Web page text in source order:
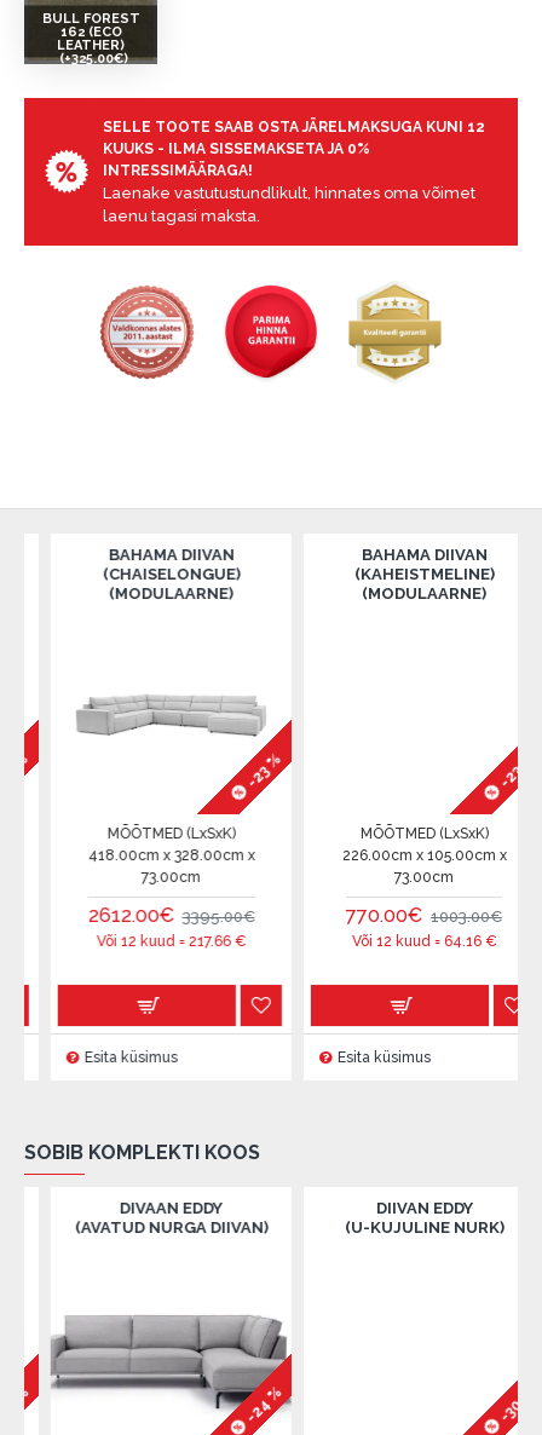
BULL FOREST
162 (ECO
LEATHER)
(+325.00€)
SELLE TOOTE SAAB OSTA JÄRELMAKSUGA KUNI 12
KUUKS - ILMA SISSEMAKSETA JA 0%
INTRESSIMÄÄRAGA!
Laenake vastutustundlikult, hinnates oma võimet
laenu tagasi maksta.
BAHAMA DIIVAN
(CHAISELONGUE)
(MODULAARNE)
-23 %
MÕÕTMED (LxSxK)
418.00cm x 328.00cm x
73.00cm
2612.00€ 3395.00€
Või 12 kuud =217.66€
Esita küsimus
BAHAMA DIIVAN
(KAHEISTMELINE)
(MODULAARNE)
-23 %
MÕÕTMED (LxSxK)
226.00cm x 105.00cm x
73.00cm
770.00€ 1003.00€
Või 12 kuud =64.16€
Esita küsimus
SOBIB KOMPLEKTI KOOS
DIVAAN EDDY
(AVATUD NURGA DIIVAN)
-24 %
DIIVAN EDDY
(U-KUJULINE NURK)
-30 %